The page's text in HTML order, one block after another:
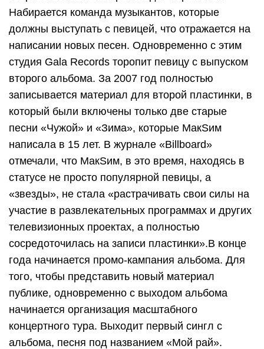
Набирается команда музыкантов, которые
должны выступать с певицей, что отражается на
написании новых песен. Одновременно с этим
студия Gala Records торопит певицу с выпуском
второго альбома. За 2007 год полностью
записывается материал для второй пластинки, в
который были включены только две старые
песни «Чужой» и «Зима», которые МакSим
написала в 15 лет. В журнале «Billboard»
отмечали, что МакSим, в это время, находясь в
статусе не просто популярной певицы, а
«звезды», не стала «растрачивать свои силы на
участие в развлекательных программах и других
телевизионных проектах, а полностью
сосредоточилась на записи пластинки».В конце
года начинается промо-кампания альбома. Для
того, чтобы представить новый материал
публике, одновременно с выходом альбома
начинается организация масштабного
концертного тура. Выходит первый сингл с
альбома, песня под названием «Мой рай».